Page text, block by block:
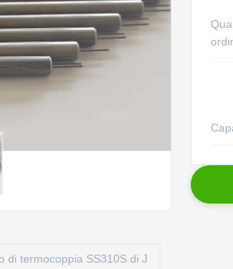
di termocoppia SS310S di J